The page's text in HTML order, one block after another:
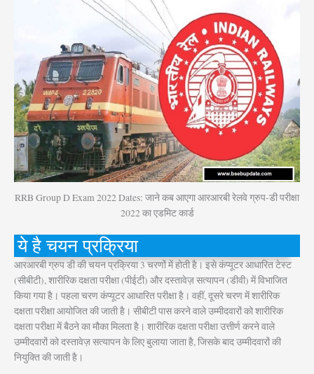
RRB Group D Exam 2022 Dates: जाने कब आएगा आरआरबी रेलवे ग्रुप-डी परीक्षा
2022 का एडमिट कार्ड
ये है चयन प्रक्रिया
आरआरबी ग्रुप डी की चयन प्रक्रिया 3 चरणों में होती है। इसे कंप्यूटर आधारित टेस्ट
(सीबीटी), शारीरिक दक्षता परीक्षा (पीईटी) और दस्तावेज़ सत्यापन (डीवी) में विभाजित
किया गया है। पहला चरण कंप्यूटर आधारित परीक्षा है। वहीं, दूसरे चरण में शारीरिक
दक्षता परीक्षा आयोजित की जाती है। सीबीटी पास करने वाले उम्मीदवारों को शारीरिक
दक्षता परीक्षा में बैठने का मौका मिलता है। शारीरिक दक्षता परीक्षा उत्तीर्ण करने वाले
उम्मीदवारों को दस्तावेज़ सत्यापन के लिए बुलाया जाता है, जिसके बाद उम्मीदवारों की
नियुक्ति की जाती है।